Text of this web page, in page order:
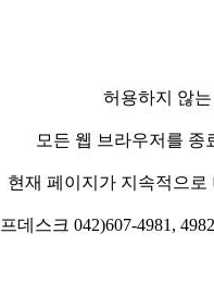
허용하지 않
모든 웹 브라우저를
현재 페이지가 지속적으
데스크 042)607-4981,